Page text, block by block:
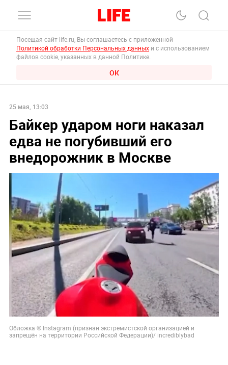
Посещая сайт life.ru, Вы соглашаетесь с приложенной
Политикой обработки Персональных данных и с использованием
файлов cookie, указанных в данной Политике.
ОК
25 мая, 13:03
Байкер ударом ноги наказал
едва не погубивший его
внедорожник в Москве
Обложка © Instagram (признан экстремистской организацией и
запрещён на территории Российской Федерации)/ incrediblybad